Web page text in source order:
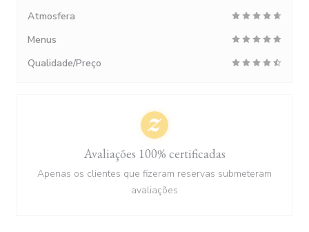
Atmosfera
Menus
Qualidade/Preço
Avaliações 100% certificadas
Apenas os clientes que fizeram reservas submeteram
avaliações